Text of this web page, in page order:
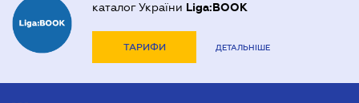
каталог України Liga:BOOK
ТАРИФИ ДЕТАЛЬНІШЕ